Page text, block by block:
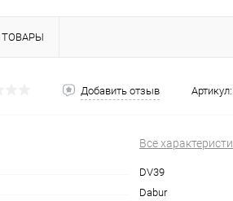
Добавить отзыв Артикул:
Все
DV39
Dabur